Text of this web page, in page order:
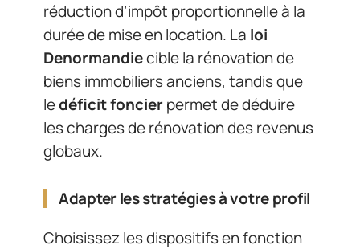
réduction d’impôt proportionnelle à la
durée de mise en location. La loi
Denormandiecible la rénovation de
biens immobiliers anciens, tandis que
ledéficit foncierpermet de déduire
les charges de rénovation des revenus
globaux.
Adapter les stratégies à votre profil
Choisissez les dispositifs en fonction